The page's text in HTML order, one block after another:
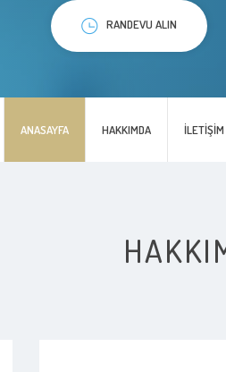
ANASAYFA HAKKIMDA İLETIŞIM
RANDEVU ALIN